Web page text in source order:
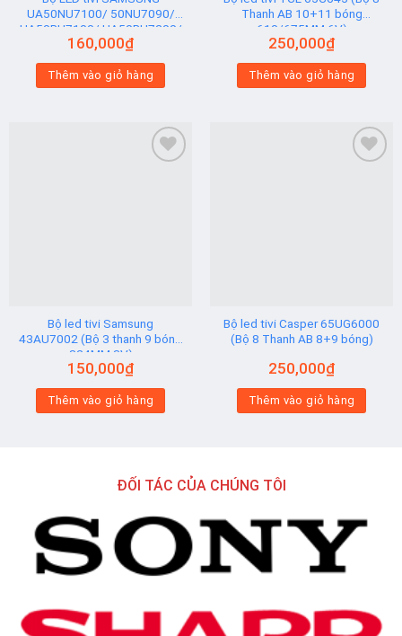
UA50NU7100/ 50NU7090/
UA50RU7100/ UA50RU7200/
UA50RU7300 (2 thanh viền 6V
160,000₫
Thêm vào giỏ hàng
Thanh AB 10+11 bóng
610/675MM 6V)
250,000₫
Thêm vào giỏ hàng
Bộ led tivi Samsung
43AU7002 (Bộ 3 thanh 9 bóng
824MM 3V)
150,000₫
Thêm vào giỏ hàng
Bộ led tivi Casper 65UG6000
(Bộ 8 Thanh AB 8+9 bóng)
250,000₫
Thêm vào giỏ hàng
ĐỐI TÁC CỦA CHÚNG TÔI